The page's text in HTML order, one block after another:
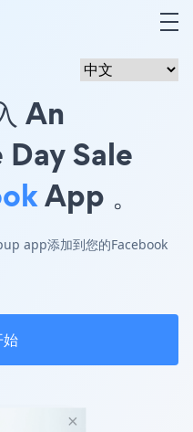
An
Sale
App 。
app添加到您的Facebook
始